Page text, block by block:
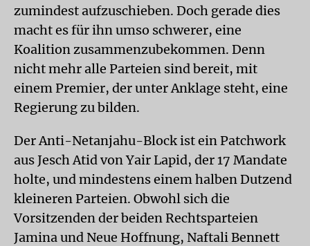
zumindest aufzuschieben. Doch gerade dies
macht es für ihn umso schwerer, eine
Koalition zusammenzubekommen. Denn
nicht mehr alle Parteien sind bereit, mit
einem Premier, der unter Anklage steht, eine
Regierung zu bilden.
Der Anti-Netanjahu-Block ist ein Patchwork
aus Jesch Atid von Yair Lapid, der 17 Mandate
holte, und mindestens einem halben Dutzend
kleineren Parteien. Obwohl sich die
Vorsitzenden der beiden Rechtsparteien
Jamina und Neue Hoffnung, Naftali Bennett